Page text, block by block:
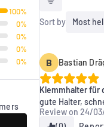
100%
0%
0%
0%
0%
Sort by Most
B Bastian
Klemmhalter für
gute Halter,
Review on 24/